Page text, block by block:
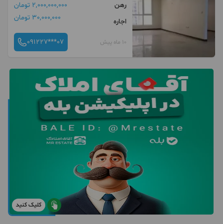
رهن
2,000,000,000 تومان
اجاره
30,000,000 تومان
10 ماه پیش 091227***07
کلیک کنید